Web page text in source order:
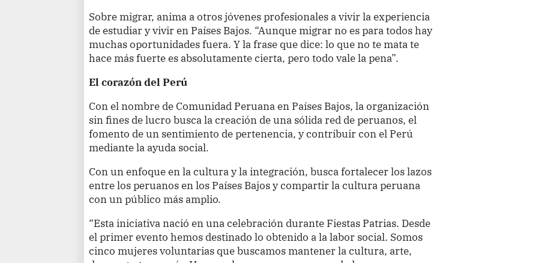
Sobre migrar, anima a otros jóvenes profesionales a vivir la experiencia
de estudiar y vivir en Países Bajos. “Aunque migrar no es para todos hay
muchas oportunidades fuera. Y la frase que dice: lo que no te mata te
hace más fuerte es absolutamente cierta, pero todo vale la pena”.
El corazón del Perú
Con el nombre de Comunidad Peruana en Países Bajos, la organización
sin fines de lucro busca la creación de una sólida red de peruanos, el
fomento de un sentimiento de pertenencia, y contribuir con el Perú
mediante la ayuda social.
Con un enfoque en la cultura y la integración, busca fortalecer los lazos
entre los peruanos en los Países Bajos y compartir la cultura peruana
con un público más amplio.
“Esta iniciativa nació en una celebración durante Fiestas Patrias. Desde
el primer evento hemos destinado lo obtenido a la labor social. Somos
cinco mujeres voluntarias que buscamos mantener la cultura, arte,